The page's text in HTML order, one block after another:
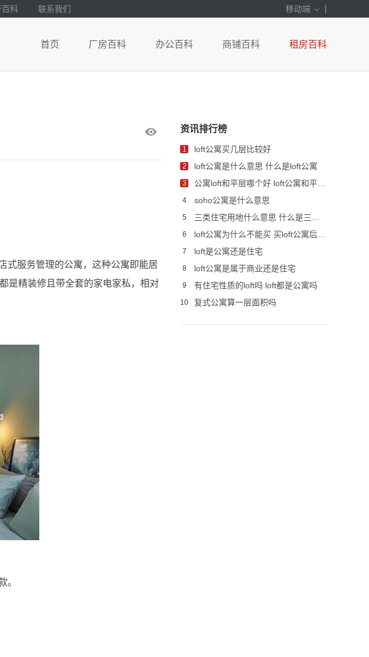
百科 联系我们 移动端
首页 厂房百科 办公百科 商铺百科 租房百科
式服务管理的公寓，这种公寓即能居
是精装修且带全套的家电家私，相对
。
资讯排行榜
1 loft公寓买几层比较好
2 loft公寓是什么意思 什么是loft公寓
3
4 soho公寓是什么意思
5
6
7 loft是公寓还是住宅
8 loft公寓是属于商业还是住宅
9 有住宅性质的loft吗 loft都是公寓吗
10 复式公寓算一层面积吗